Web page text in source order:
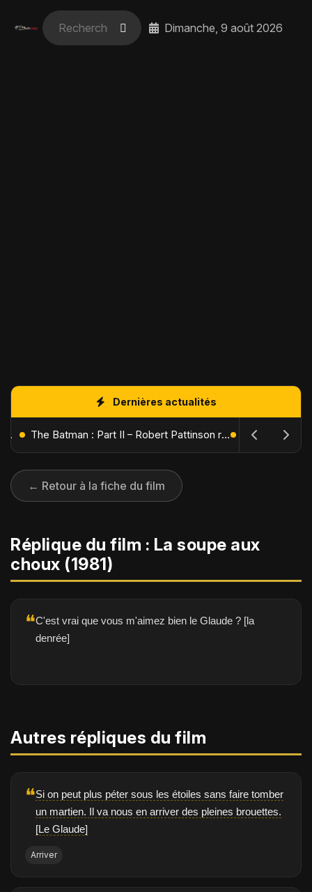
Dimanche, 9 août 2026
Dernières actualités
L'Âge de Glace : Le Réveil du Volcan – Manny, Sid et Diego de retour pour une aventure explosive The Batman : Part II – Robert Pattinson replonge dans les ténèbres de Gotham dès octobre 2027
← Retour à la fiche du film
Réplique du film : La soupe aux
choux (1981)
❝C'est vrai que vous m'aimez bien le Glaude ? [la
denrée]
Autres répliques du film
❝Si on peut plus péter sous les étoiles sans faire tomber
un martien. Il va nous en arriver des pleines brouettes.
[Le Glaude]
Arriver